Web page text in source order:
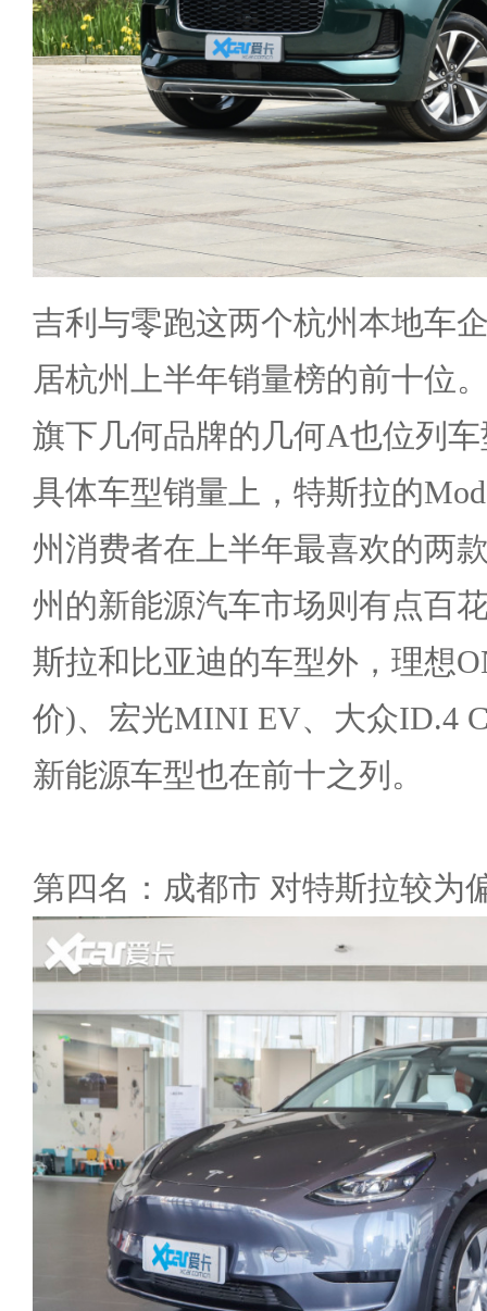
吉利与零跑这两个杭州本地车
居杭州上半年销量榜的前十位
旗下几何品牌的几何A也位列
具体车型销量上，特斯拉的
州消费者在上半年最喜欢的两
州的新能源汽车市场则有点百
斯拉和比亚迪的车型外，理想
价)、宏光MINI EV、大众ID.4
新能源车型也在前十之列。
第四名：成都市 对特斯拉较为